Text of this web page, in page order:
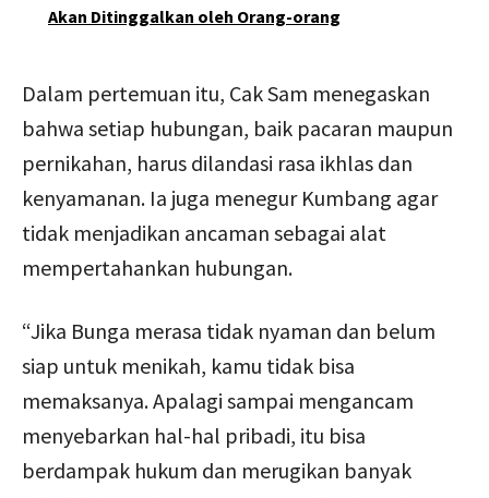
Akan Ditinggalkan oleh Orang-orang
Dalam pertemuan itu, Cak Sam menegaskan
bahwa setiap hubungan, baik pacaran maupun
pernikahan, harus dilandasi rasa ikhlas dan
kenyamanan. Ia juga menegur Kumbang agar
tidak menjadikan ancaman sebagai alat
mempertahankan hubungan.
“Jika Bunga merasa tidak nyaman dan belum
siap untuk menikah, kamu tidak bisa
memaksanya. Apalagi sampai mengancam
menyebarkan hal-hal pribadi, itu bisa
berdampak hukum dan merugikan banyak